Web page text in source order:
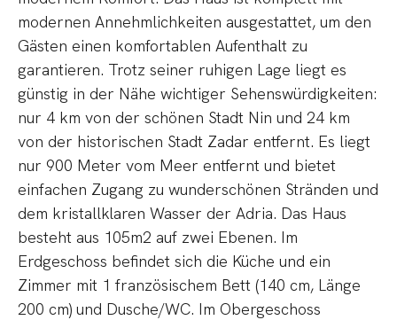
modernen Annehmlichkeiten ausgestattet, um den
Gästen einen komfortablen Aufenthalt zu
garantieren. Trotz seiner ruhigen Lage liegt es
günstig in der Nähe wichtiger Sehenswürdigkeiten:
nur 4 km von der schönen Stadt Nin und 24 km
von der historischen Stadt Zadar entfernt. Es liegt
nur 900 Meter vom Meer entfernt und bietet
einfachen Zugang zu wunderschönen Stränden und
dem kristallklaren Wasser der Adria. Das Haus
besteht aus 105m2 auf zwei Ebenen. Im
Erdgeschoss befindet sich die Küche und ein
Zimmer mit 1 französischem Bett (140 cm, Länge
200 cm) und Dusche/WC. Im Obergeschoss